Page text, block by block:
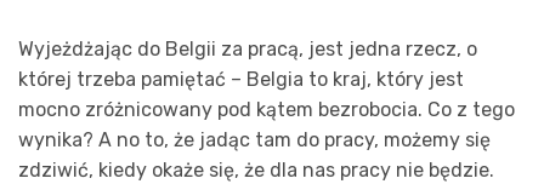
Wyjeżdżając do Belgii za pracą, jest jedna rzecz, o
której trzeba pamiętać – Belgia to kraj, który jest
mocno zróżnicowany pod kątem bezrobocia. Co z tego
wynika? A no to, że jadąc tam do pracy, możemy się
zdziwić, kiedy okaże się, że dla nas pracy nie będzie.